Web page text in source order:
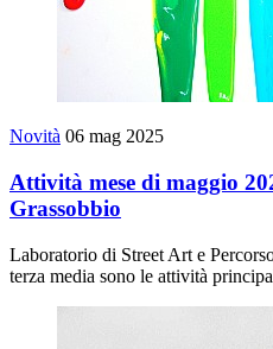
Novità 06 mag 2025
Attività mese di maggio
Grassobbio
Laboratorio di Street Art e
terza media sono le attività